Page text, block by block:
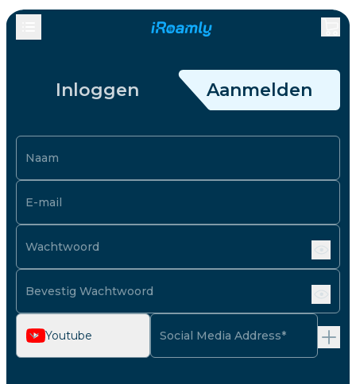
Inloggen Aanmelden
Naam
E-mail
Wachtwoord
Bevestig Wachtwoord
Youtube Social Media Address*